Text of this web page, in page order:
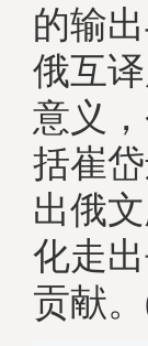
的输
俄互
意义
括崔
出俄
化走
贡献